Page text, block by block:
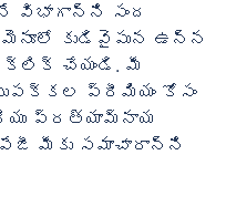
విభాగాన్ని సంద
కుడివైపున ఉన్న
చేయండి. మీ
ప్రీమియం కోసం
ప్రత్యామ్నాయ
పేజీ మీకు సమాచారాన్ని